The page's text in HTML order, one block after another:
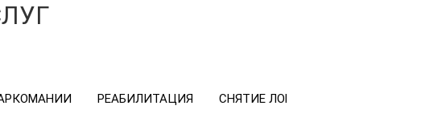
РЕАБИЛИТАЦИЯ СНЯТИЕ ЛОМКИ